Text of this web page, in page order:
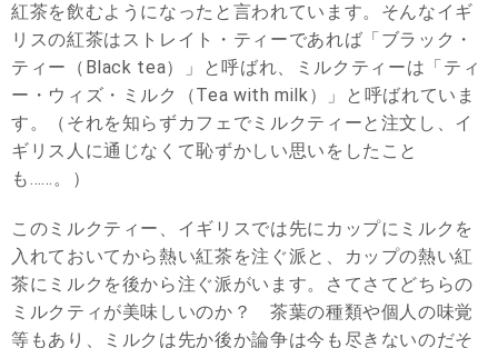
紅茶を飲むようになったと言われています。そんなイギ
リスの紅茶はストレイト・ティーであれば「ブラック・
ティー（Black tea）」と呼ばれ、ミルクティーは「ティ
ー・ウィズ・ミルク（Tea with milk）」と呼ばれていま
す。（それを知らずカフェでミルクティーと注文し、イ
ギリス人に通じなくて恥ずかしい思いをしたこと
も……。）
このミルクティー、イギリスでは先にカップにミルクを
入れておいてから熱い紅茶を注ぐ派と、カップの熱い紅
茶にミルクを後から注ぐ派がいます。さてさてどちらの
ミルクティが美味しいのか？ 茶葉の種類や個人の味覚
等もあり、ミルクは先か後か論争は今も尽きないのだそ